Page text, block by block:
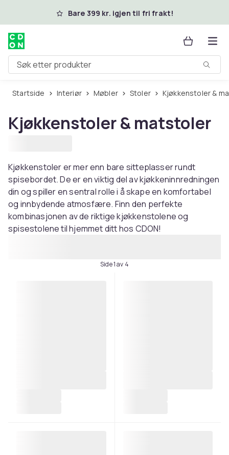
Hopp til hovedinnholdBare 399 kr. igjen til fri frakt!
Søk etter produkter
Startside Interiør Møbler Stoler Kjøkkenstoler &
Kjøkkenstoler & matstoler
Kjøkkenstoler er mer enn bare sitteplasser rundt
spisebordet. De er en viktig del av kjøkkeninnredningen
din og spiller en sentral rolle i å skape en komfortabel
og innbydende atmosfære. Finn den perfekte
kombinasjonen av de riktige kjøkkenstolene og
spisestolene til hjemmet ditt hos CDON!
Side 1 av 4